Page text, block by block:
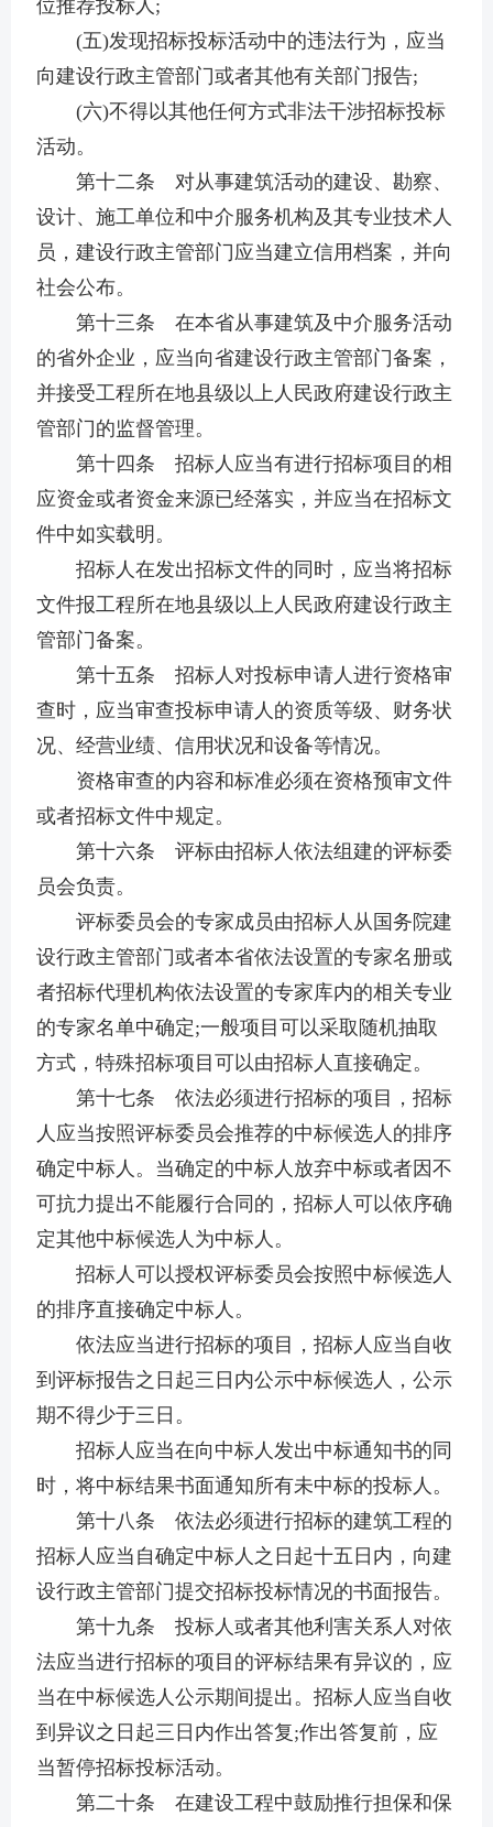
位推荐投标人;
(五)发现招标投标活动中的违法行为，应当
向建设行政主管部门或者其他有关部门报告;
(六)不得以其他任何方式非法干涉招标投标
活动。
第十二条 对从事建筑活动的建设、勘察、
设计、施工单位和中介服务机构及其专业技术人
员，建设行政主管部门应当建立信用档案，并向
社会公布。
第十三条 在本省从事建筑及中介服务活动
的省外企业，应当向省建设行政主管部门备案，
并接受工程所在地县级以上人民政府建设行政主
管部门的监督管理。
第十四条 招标人应当有进行招标项目的相
应资金或者资金来源已经落实，并应当在招标文
件中如实载明。
招标人在发出招标文件的同时，应当将招标
文件报工程所在地县级以上人民政府建设行政主
管部门备案。
第十五条 招标人对投标申请人进行资格审
查时，应当审查投标申请人的资质等级、财务状
况、经营业绩、信用状况和设备等情况。
资格审查的内容和标准必须在资格预审文件
或者招标文件中规定。
第十六条 评标由招标人依法组建的评标委
员会负责。
评标委员会的专家成员由招标人从国务院建
设行政主管部门或者本省依法设置的专家名册或
者招标代理机构依法设置的专家库内的相关专业
的专家名单中确定;一般项目可以采取随机抽取
方式，特殊招标项目可以由招标人直接确定。
第十七条 依法必须进行招标的项目，招标
人应当按照评标委员会推荐的中标候选人的排序
确定中标人。当确定的中标人放弃中标或者因不
可抗力提出不能履行合同的，招标人可以依序确
定其他中标候选人为中标人。
招标人可以授权评标委员会按照中标候选人
的排序直接确定中标人。
依法应当进行招标的项目，招标人应当自收
到评标报告之日起三日内公示中标候选人，公示
期不得少于三日。
招标人应当在向中标人发出中标通知书的同
时，将中标结果书面通知所有未中标的投标人。
第十八条 依法必须进行招标的建筑工程的
招标人应当自确定中标人之日起十五日内，向建
设行政主管部门提交招标投标情况的书面报告。
第十九条 投标人或者其他利害关系人对依
法应当进行招标的项目的评标结果有异议的，应
当在中标候选人公示期间提出。招标人应当自收
到异议之日起三日内作出答复;作出答复前，应
当暂停招标投标活动。
第二十条 在建设工程中鼓励推行担保和保